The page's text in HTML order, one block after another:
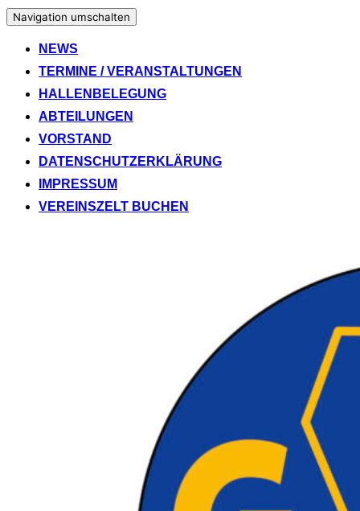
Navigation umschalten
NEWS
TERMINE / VERANSTALTUNGEN
HALLENBELEGUNG
ABTEILUNGEN
VORSTAND
DATENSCHUTZERKLÄRUNG
IMPRESSUM
VEREINSZELT BUCHEN